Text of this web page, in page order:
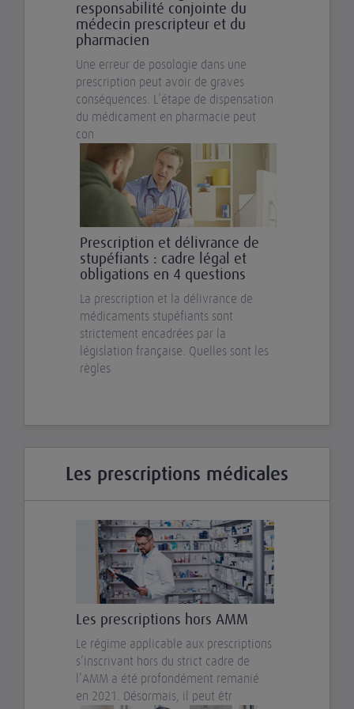
responsabilité conjointe du
médecin prescripteur et du
pharmacien
Une erreur de posologie dans une
prescription peut avoir de graves
conséquences. L’étape de dispensation
du médicament en pharmacie peut
con
Prescription et délivrance de
stupéfiants : cadre légal et
obligations en 4 questions
La prescription et la délivrance de
médicaments stupéfiants sont
strictement encadrées par la
législation française. Quelles sont les
règles
Les prescriptions médicales
Les prescriptions hors AMM
Le régime applicable aux prescriptions
s’inscrivant hors du strict cadre de
l’AMM a été profondément remanié
en 2021. Désormais, il peut êtr